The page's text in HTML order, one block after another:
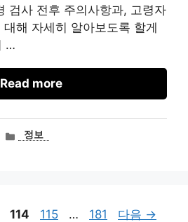
검사 전후 주의사항과, 고령자
해 자세히 알아보도록 할게
…
Read more
카정보
페
114
페
115 …
페
181 다음 →